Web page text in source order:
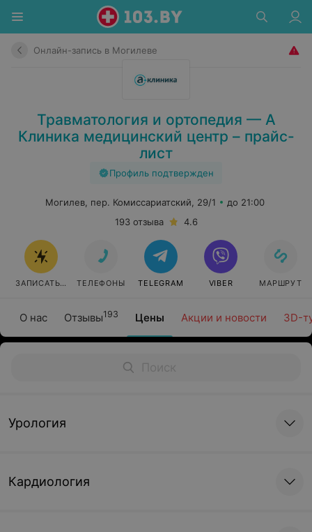
Онлайн-запись в Могилеве
Травматология и ортопедия — А
Клиника медицинский центр – прайс-
лист
Профиль подтвержден
О нас Отзывы193 Цены Акции и новости 3D-
Могилев, пер. Комиссариатский, 29/1
до 21:00
193 отзыва
4.6
ЗАПИСАТЬСЯ ТЕЛЕФОНЫ TELEGRAM VIBER МАРШРУТ
Урология
Кардиология